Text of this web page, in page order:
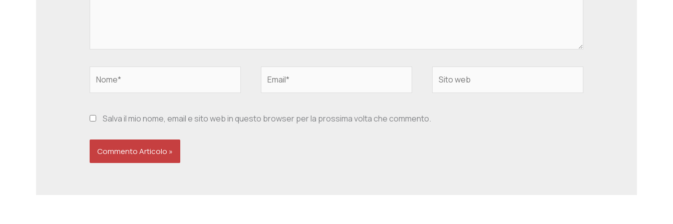
web
Salva il mio nome, email e sito web in questo browser per la prossima volta che commento.